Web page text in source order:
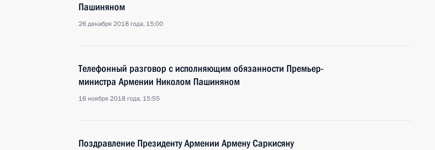
Пашиняном
26 декабря 2018 года, 15:00
Телефонный разговор с исполняющим обязанности Премьер-
министра Армении Николом Пашиняном
16 ноября 2018 года, 15:55
Поздравление Президенту Армении Армену Саркисяну